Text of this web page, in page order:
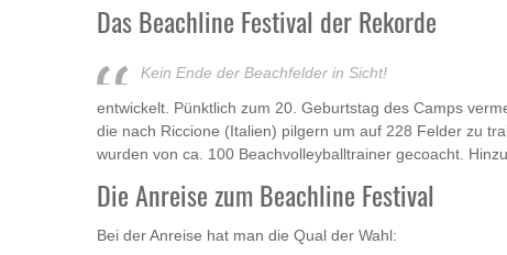
Das Beachline Festival der Rekorde
Kein Ende der Beachfelder in Sicht!
entwickelt. Pünktlich zum 20. Geburtstag des Camps
die nach Riccione (Italien) pilgern um auf 228 Felder zu
wurden von ca. 100 Beachvolleyballtrainer gecoacht.
Die Anreise zum Beachline Festival
Bei der Anreise hat man die Qual der Wahl: